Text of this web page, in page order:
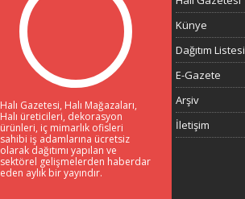
Halı Gazetesi, Halı Mağazaları,
Halı üreticileri, dekorasyon
ürünleri, iç mimarlık ofisleri
sahibi iş adamlarına ücretsiz
olarak dağıtımı yapılan ve
sektörel gelişmelerden haberdar
eden aylık bir yayındır.
Künye
Dağıtım Listesi
E-Gazete
Arşiv
İletişim